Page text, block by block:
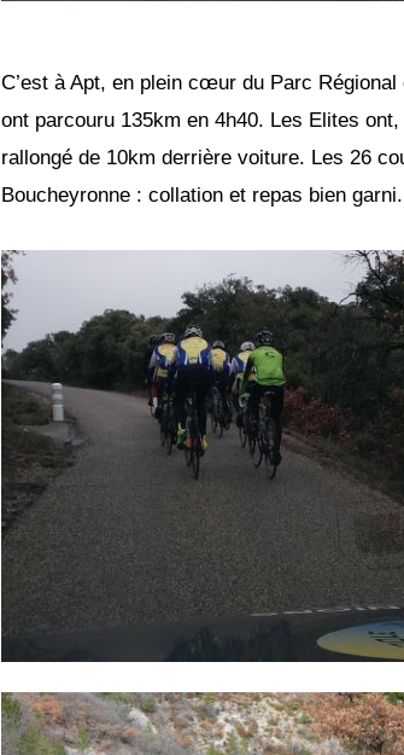
C’est à Apt, en plein cœur du Parc
ont parcouru 135km en 4h40. Les Elites
rallongé de 10km derrière voiture. Les 26
Boucheyronne : collation et repas bien garni.